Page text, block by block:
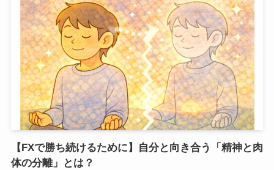
【FXで勝ち続けるために】自分と向き合う「精神と肉
体の分離」とは？